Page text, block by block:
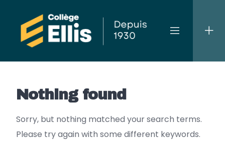
content
Nothing found
Sorry, but nothing matched your search terms.
Please try again with some different keywords.